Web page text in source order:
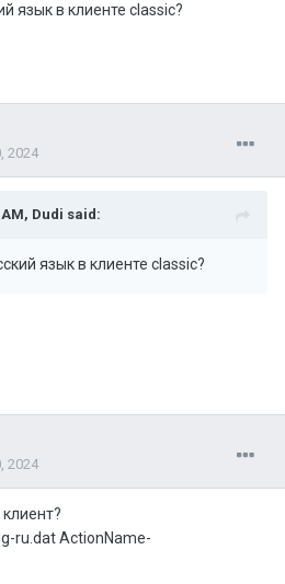
язык в клиенте classic?
2024
Dudi said:
язык в клиенте classic?
2024
ru.dat ActionName-